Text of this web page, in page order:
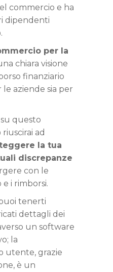
commercio e ha
dipendenti
per la
chiara visione
finanziario
le aziende sia per
questo
ad
la tua
discrepanze
con le
i rimborsi.
tenerti
dettagli dei
un software
la
utente, grazie
è un